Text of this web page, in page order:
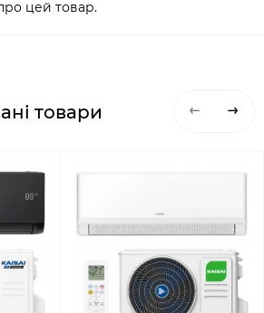
цей товар.
товари